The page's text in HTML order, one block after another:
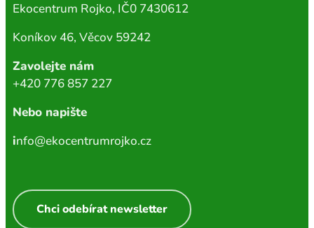
Ekocentrum Rojko, IČ0 7430612
Koníkov 46, Věcov 59242
Zavolejte nám
+420 776 857 227
Nebo napište
info@ekocentrumrojko.cz
Chci odebírat newsletter